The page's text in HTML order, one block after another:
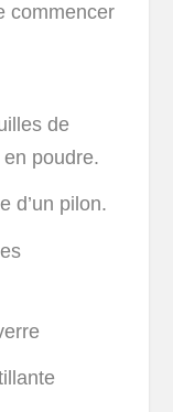
commencer
de
poudre.
d’un pilon.